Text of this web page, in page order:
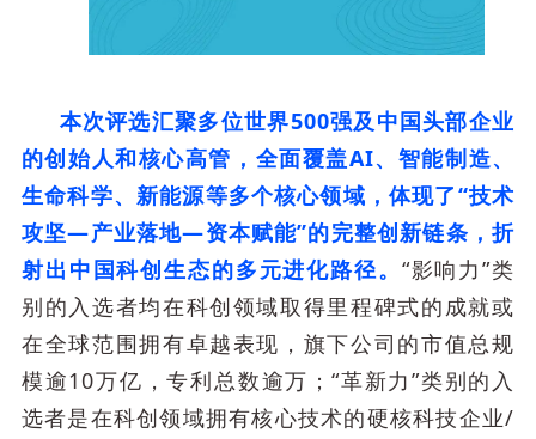
本次评选汇聚多位世界500强及中国头部企业
的创始人和核心高管，全面覆盖AI、智能制造、
生命科学、新能源等多个核心领域，体现了“技术
攻坚—产业落地—资本赋能”的完整创新链条，折
射出中国科创生态的多元进化路径。 “影响力”类
别的入选者均在科创领域取得里程碑式的成就或
在全球范围拥有卓越表现，旗下公司的市值总规
模逾10万亿，专利总数逾万；“革新力”类别的入
选者是在科创领域拥有核心技术的硬核科技企业/